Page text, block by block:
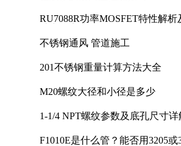
RU7088R功率MOSFET特性解
不锈钢通风 管道施工
201不锈钢重量计算方法大全
M20螺纹大径和小径是多少
1-1/4 NPT螺纹参数及底孔尺寸详
F1010E是什么管？能否用3205或